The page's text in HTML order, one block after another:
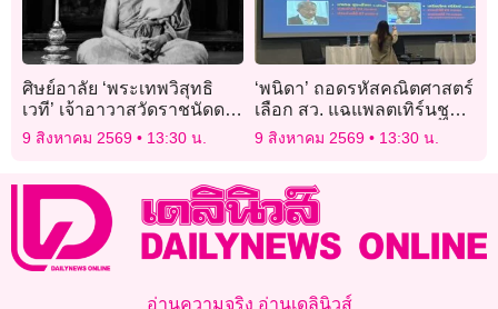
ศิษย์อาลัย ‘พระเทพวิสุทธิ
เวที’ เจ้าอาวาสวัดราชนัดดา
ราม มรณภาพแล้ว สิริอายุ
9 สิงหาคม 2569 13:30 น.
‘พนิดา’ ถอดรหัสคณิตศาสตร์
เลือก สว. แฉแพลตเทิร์นชุด
เดียวกันดัน 6-7 คนฉลุย จี้
9 สิงหาคม 2569 13:30 น.
อ่านความจริง อ่านเดลินิวส์